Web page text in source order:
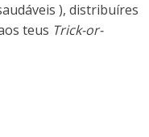
), distribuíres
teus Trick-or-